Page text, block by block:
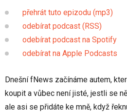
přehrát tuto epizodu (mp3)
odebírat podcast (RSS)
odebírat podcast na Spotify
odebírat na Apple Podcasts
Dnešní fNews začínáme autem,
koupit a vůbec není jisté, jestli se
ale asi se přidáte ke mně, když